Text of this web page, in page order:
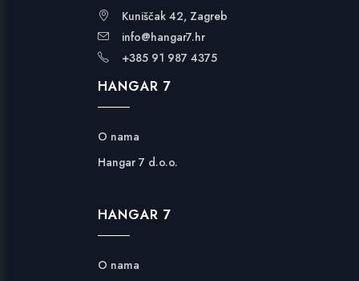
Kuniščak 42, Zagreb
info@hangar7.hr
+385 91 987 4375
HANGAR 7
O nama
Hangar 7 d.o.o.
HANGAR 7
O nama